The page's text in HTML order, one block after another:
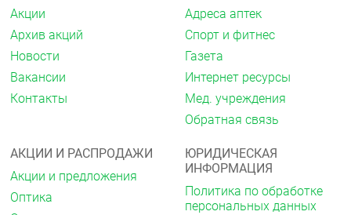
который, в свою очередь усиливает альфа-
адреностимулирующую активность фенилэфрина.
Особые указания
В период лечения необходимо воздерживаться от
употребления этанола (возможно развитие
гепатотоксического действия), вождения
автотранспорта и занятий др. потенциально
опасными видами деятельности, требующими
повышенной концентрации внимания и быстроты
психомоторных реакций.
Влияние на способность управлять
Акции
Архив акций
Новости
Вакансии
Контакты
Адреса аптек
Спорт и фитнес
Газета
Интернет ресурсы
Мед. учреждения
Обратная связь
АКЦИИ И РАСПРОДАЖИ
Акции и предложения
Оптика
ЮРИДИЧЕСКАЯ
ИНФОРМАЦИЯ
Политика по обработке
персональных данных